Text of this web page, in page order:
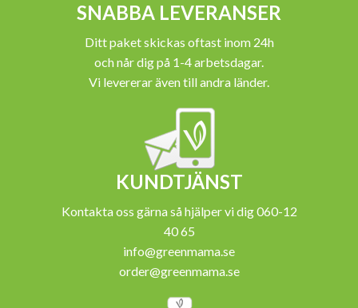
SNABBA LEVERANSER
Ditt paket skickas oftast inom 24h
och når dig på 1-4 arbetsdagar.
Vi levererar även till andra länder.
KUNDTJÄNST
Kontakta oss gärna så hjälper vi dig 060-12
40 65
info@greenmama.se
order@greenmama.se